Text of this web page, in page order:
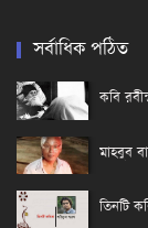
সর্বাধিক পঠিত
কবি
মাহবুব
তিনটি